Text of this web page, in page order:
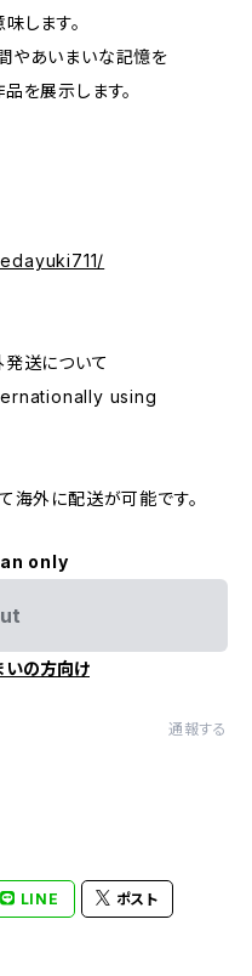
します。
やあいまいな記憶を
を展示します。
送について
using
海外に配送が可能です。
only
いの方向け
通報する
LINE ポスト